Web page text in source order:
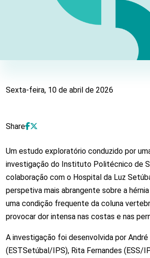
Estudo revela que indivíduos
Sexta-feira, 10 de abril de 2026
Share
Um estudo exploratório conduzido por
investigação do Instituto Politécnico de
colaboração com o Hospital da Luz
perspetiva mais abrangente sobre a
uma condição frequente da coluna
provocar dor intensa nas costas e nas
A investigação foi desenvolvida por
(ESTSetúbal/IPS), Rita Fernandes (ESS/